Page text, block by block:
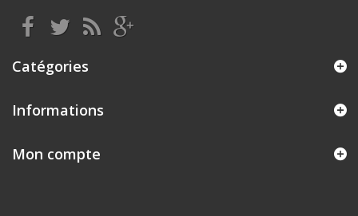
Catégories
Informations
Mon compte